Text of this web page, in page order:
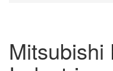
Mitsubishi